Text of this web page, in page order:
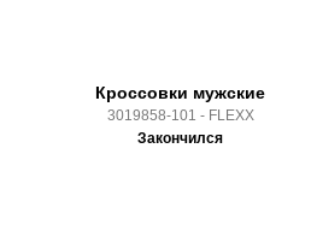
Кроссовки мужские
3019858-101 - FLEXX
Закончился